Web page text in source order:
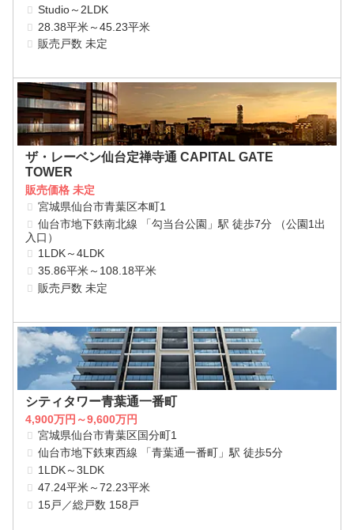
Studio～2LDK
28.38平米～45.23平米
販売戸数 未定
ザ・レーベン仙台定禅寺通 CAPITAL GATE
TOWER
販売価格 未定
宮城県仙台市青葉区本町1
仙台市地下鉄南北線 「勾当台公園」駅 徒歩7分 （公園1出
入口）
1LDK～4LDK
35.86平米～108.18平米
販売戸数 未定
シティタワー青葉通一番町
4,900万円～9,600万円
宮城県仙台市青葉区国分町1
仙台市地下鉄東西線 「青葉通一番町」駅 徒歩5分
1LDK～3LDK
47.24平米～72.23平米
15戸／総戸数 158戸